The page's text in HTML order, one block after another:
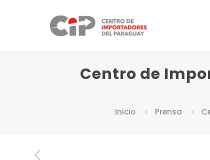
Centro de
Inicio Prensa